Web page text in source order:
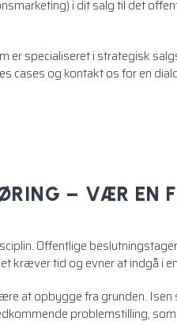
i dit salg til det
er specialiseret i strategisk
cases og kontakt osfor en
– VÆR EN
Offentlige
kræver tid og evner at indgå i
at opbygge fra grunden. Isen
problemstilling,